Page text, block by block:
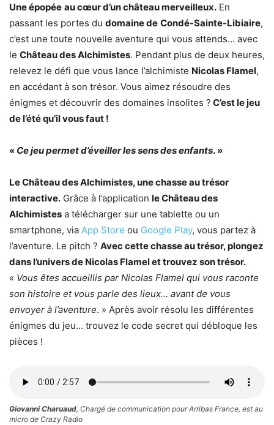
Une épopée au cœur d’un château merveilleux. En
passant les portes du domaine de Condé-Sainte-Libiaire,
c’est une toute nouvelle aventure qui vous attends… avec
le Château des Alchimistes. Pendant plus de deux heures,
relevez le défi que vous lance l’alchimiste Nicolas Flamel,
en accédant à son trésor. Vous aimez résoudre des
énigmes et découvrir des domaines insolites ? C’est le jeu
de l’été qu’il vous faut !
« Ce jeu permet d’éveiller les sens des enfants. »
Le Château des Alchimistes, une chasse au trésor
interactive. Grâce à l’application le Château des
Alchimistes a télécharger sur une tablette ou un
smartphone, via App Store ou Google Play, vous partez à
l’aventure. Le pitch ? Avec cette chasse au trésor, plongez
dans l’univers de Nicolas Flamel et trouvez son trésor.
« Vous êtes accueillis par Nicolas Flamel qui vous raconte
son histoire et vous parle des lieux… avant de vous
envoyer à l’aventure. » Après avoir résolu les différentes
énigmes du jeu… trouvez le code secret qui débloque les
pièces !
Giovanni Charuaud, Chargé de communication pour Arribas France, est au
micro de Crazy Radio